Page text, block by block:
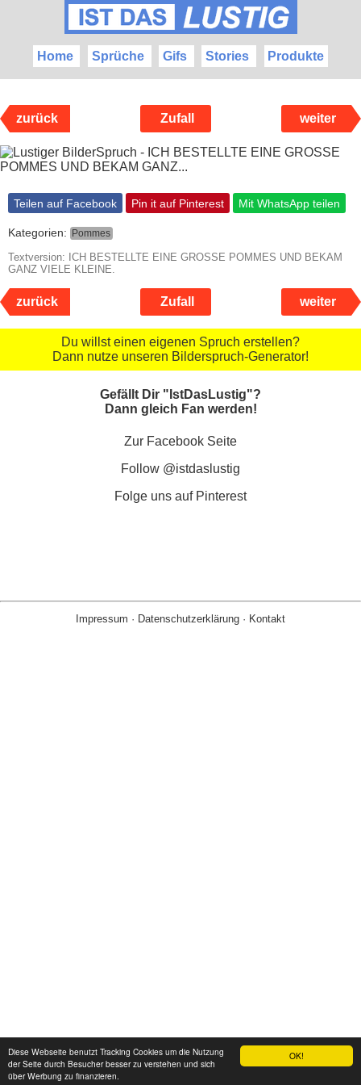
OK!
Diese Webseite benutzt Tracking Cookies um die Nutzung
der Seite durch Besucher besser zu verstehen und sich
über Werbung zu finanzieren.
Home Sprüche Gifs Stories Produkte
zurück Zufall weiter
Teilen auf Facebook Pin it auf Pinterest Mit WhatsApp teilen
Kategorien: Pommes
Textversion: ICH BESTELLTE EINE GROSSE POMMES UND BEKAM
GANZ VIELE KLEINE.
zurück Zufall weiter
Du willst einen eigenen Spruch erstellen?
Dann nutze unseren Bilderspruch-Generator!
Gefällt Dir "IstDasLustig"?
Dann gleich Fan werden!
Zur Facebook Seite
Follow @istdaslustig
Folge uns auf Pinterest
Impressum · Datenschutzerklärung · Kontakt